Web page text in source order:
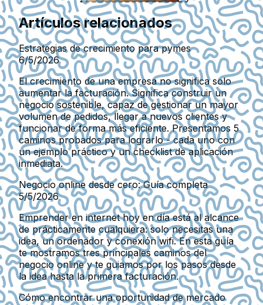
Artículos relacionados
Estrategias de crecimiento para pymes
6/5/2026
El crecimiento de una empresa no significa solo
aumentar la facturación. Significa construir un
negocio sostenible, capaz de gestionar un mayor
volumen de pedidos, llegar a nuevos clientes y
funcionar de forma más eficiente. Presentamos 5
caminos probados para lograrlo - cada uno con
un ejemplo práctico y un checklist de aplicación
inmediata.
Negocio online desde cero: Guía completa
5/5/2026
Emprender en internet hoy en día está al alcance
de prácticamente cualquiera: solo necesitas una
idea, un ordenador y conexión wifi. En esta guía
te mostramos tres principales caminos del
negocio online y te guiamos por los pasos desde
la idea hasta la primera facturación.
Cómo encontrar una oportunidad de mercado